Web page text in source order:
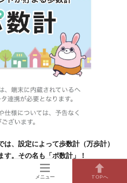
、設定によって歩数計（万歩計）
。その名も「ポ数計」！
が、2022年1月にパワーアップしてリ
メニュー TOPへ